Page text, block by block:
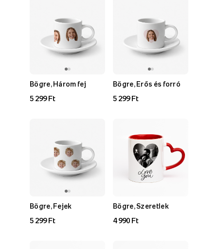
Bögre, Három fej
5 299 Ft
Bögre, Erős és forró
5 299 Ft
Bögre, Fejek
5 299 Ft
Bögre, Szeretlek
4 990 Ft